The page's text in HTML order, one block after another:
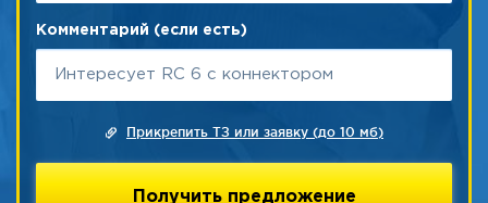
Комментарий (если есть)
Прикрепить ТЗ или заявку (до 10 мб)